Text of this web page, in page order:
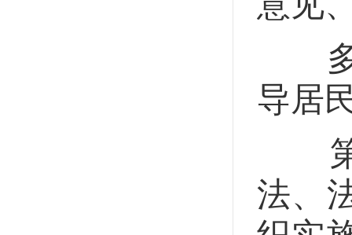
多
导居
第
法、